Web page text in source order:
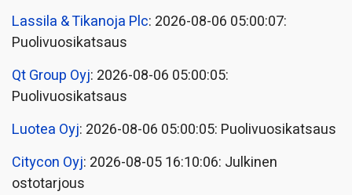
Lassila & Tikanoja Plc: 2026-08-06 05:00:07:
Puolivuosikatsaus
Qt Group Oyj: 2026-08-06 05:00:05:
Puolivuosikatsaus
Luotea Oyj: 2026-08-06 05:00:05: Puolivuosikatsaus
Citycon Oyj: 2026-08-05 16:10:06: Julkinen
ostotarjous